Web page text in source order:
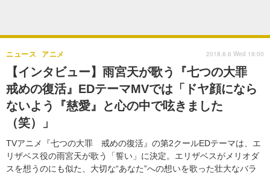
ゲーム・アプリ マンガ
グッズ イベント
声優 コスプレ
特集一覧 カバー
ラキりす
連載マンガ
連載マンガ一覧 連載一覧
番組・動画
番組・動画一覧 ラジオ
動画
連載・ブログ
連載・ブログ一覧 コラム
編集部ブログ・お知らせ
【インタビュー】雨宮天が歌う『七つの大罪
戒めの復活』EDテーマMVでは「ドヤ顔になら
ないよう『慈愛』と心の中で呟きました
（笑）」
TVアニメ『七つの大罪 戒めの復活』の第2クールEDテーマは、エ
リザベス役の雨宮天が歌う「誓い」に決定。エリザベスがメリオダ
スを想うのにも似た、大切な“あなた”への想いを歌った壮大なバラ
ニュース アニメ 2018.6.6 Wed 19:00